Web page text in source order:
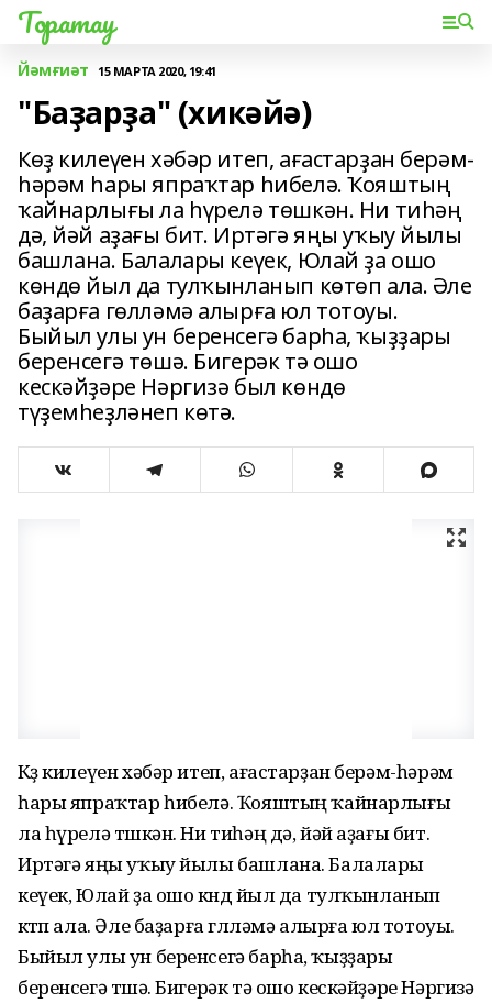
Торатау
Йәмғиәт 15 МАРТА 2020, 19:41
"Баҙарҙа" (хикәйә)
Көҙ килеүен хәбәр итеп, ағастар­ҙан берәм-
һәрәм һары япраҡтар һибелә. Ҡояштың
ҡайнарлығы ла һүрелә төшкән. Ни тиһәң
дә, йәй аҙағы бит. Иртәгә яңы уҡыу йылы
башлана. Балалары кеүек, Юлай ҙа ошо
көндө йыл да тулҡынланып көтөп ала. Әле
баҙарға гөлләмә алырға юл тотоуы.
Быйыл улы ун беренсегә барһа, ҡыҙҙары
беренсегә төшә. Бигерәк тә ошо
кескәйҙәре Нәргизә был көндө
түҙемһеҙләнеп көтә.
Көҙ килеүен хәбәр итеп, ағастар­ҙан берәм-һәрәм
һары япраҡтар һибелә. Ҡояштың ҡайнарлығы
ла һүрелә төшкән. Ни тиһәң дә, йәй аҙағы бит.
Иртәгә яңы уҡыу йылы башлана. Балалары
кеүек, Юлай ҙа ошо көндө йыл да тулҡынланып
көтөп ала. Әле баҙарға гөлләмә алырға юл тотоуы.
Быйыл улы ун беренсегә барһа, ҡыҙҙары
беренсегә төшә. Бигерәк тә ошо кескәйҙәре Нәргизә